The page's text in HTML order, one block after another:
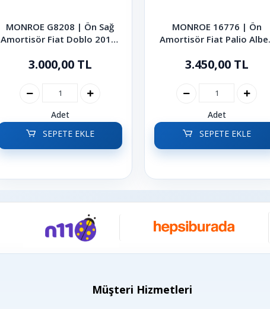
MONROE G8208 | Ön Sağ
Amortisör Fiat Doblo 2010-
3.000,00 TL
Adet
SEPETE EKLE
MONROE 16776 | Ön
Amortisör Fiat Palio
3.450,00 TL
Adet
SEPETE EKLE
Müşteri Hizmetleri